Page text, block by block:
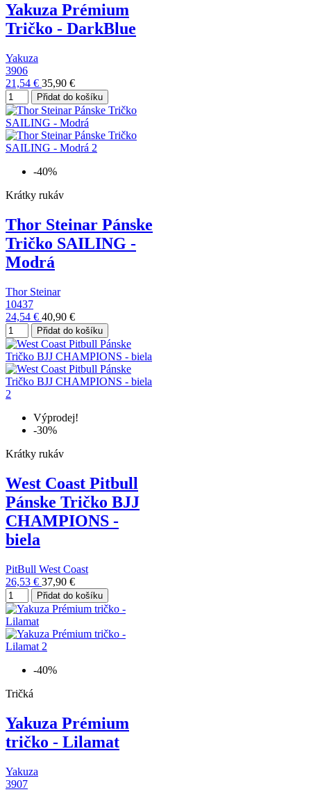
Yakuza Prémium
Tričko - DarkBlue
Yakuza
3906
21,54 € 35,90 €
Přidat do košíku
-40%
Krátky rukáv
Thor Steinar Pánske
Tričko SAILING -
Modrá
Thor Steinar
10437
24,54 € 40,90 €
Přidat do košíku
Výprodej!
-30%
Krátky rukáv
West Coast Pitbull
Pánske Tričko BJJ
CHAMPIONS -
biela
PitBull West Coast
26,53 € 37,90 €
Přidat do košíku
-40%
Tričká
Yakuza Prémium
tričko - Lilamat
Yakuza
3907